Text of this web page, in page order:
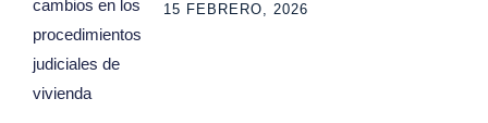
15 FEBRERO, 2026